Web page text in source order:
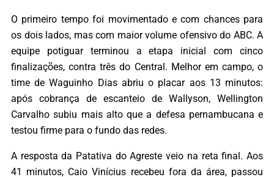
O primeiro tempo foi movimentado e com chances para
os dois lados, mas com maior volume ofensivo do ABC. A
equipe potiguar terminou a etapa inicial com cinco
finalizações, contra três do Central. Melhor em campo, o
time de Waguinho Dias abriu o placar aos 13 minutos:
após cobrança de escanteio de Wallyson, Wellington
Carvalho subiu mais alto que a defesa pernambucana e
testou firme para o fundo das redes.
A resposta da Patativa do Agreste veio na reta final. Aos
41 minutos, Caio Vinícius recebeu fora da área, passou